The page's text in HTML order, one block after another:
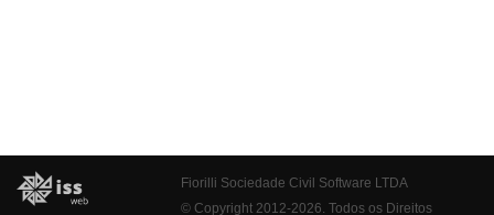
Fiorilli Sociedade Civil Software LTDA
© Copyright 2012-2026. Todos os Direitos